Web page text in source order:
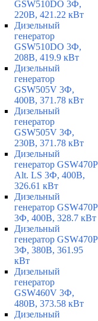
GSW510DO 3Ф,
220В, 421.22 кВт
Дизельный
генератор
GSW510DO 3Ф,
208В, 419.9 кВт
Дизельный
генератор
GSW505V 3Ф,
400В, 371.78 кВт
Дизельный
генератор
GSW505V 3Ф,
230В, 371.78 кВт
Дизельный
генератор GSW470P
Alt. LS 3Ф, 400В,
326.61 кВт
Дизельный
генератор GSW470P
3Ф, 400В, 328.7 кВт
Дизельный
генератор GSW470P
3Ф, 380В, 361.95
кВт
Дизельный
генератор
GSW460V 3Ф,
480В, 373.58 кВт
Дизельный